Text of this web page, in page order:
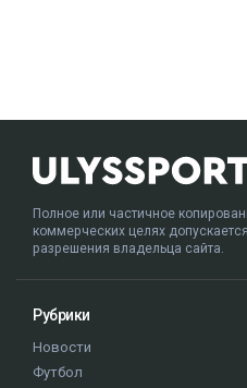
Полное или частичное
коммерческих целях
разрешения владельца сайта.
Рубрики
Новости
Футбол